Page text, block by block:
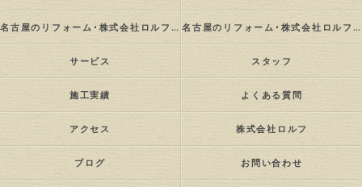
名古屋のリフォーム･株式会社ロルフの評判 名古屋のリフォーム･株式会社ロルフのお客様の声
サービス スタッフ
施工実績 よくある質問
アクセス 株式会社ロルフ
ブログ お問い合わせ